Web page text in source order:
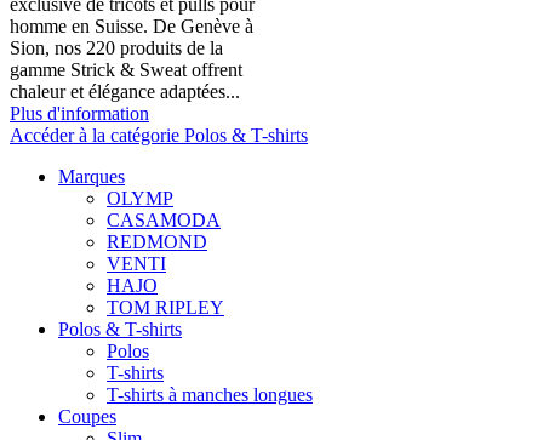
exclusive de tricots et pulls pour
homme en Suisse. De Genève à
Sion, nos 220 produits de la
gamme Strick & Sweat offrent
chaleur et élégance adaptées...
Plus d'information
Accéder à la catégorie Polos & T-shirts
Marques
OLYMP
CASAMODA
REDMOND
VENTI
HAJO
TOM RIPLEY
Polos & T-shirts
Polos
T-shirts
T-shirts à manches longues
Coupes